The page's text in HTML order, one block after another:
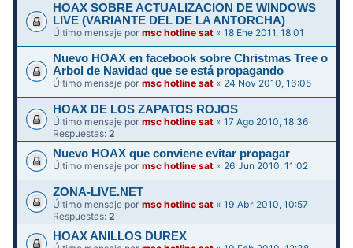
HOAX SOBRE ACTUALIZACION DE WINDOWS
LIVE (VARIANTE DEL DE LA ANTORCHA)
Último mensaje pormsc hotline sat «18 Ene 2011, 18:01
Nuevo HOAX en facebook sobre Christmas Tree o
Arbol de Navidad que se está propagando
Último mensaje pormsc hotline sat « 24 Nov 2010, 16:05
HOAX DE LOS ZAPATOS ROJOS
Último mensaje pormsc hotline sat «17 Ago 2010, 18:36
Respuestas:2
Nuevo HOAX que conviene evitar propagar
Último mensaje pormsc hotline sat « 26 Jun 2010, 11:02
ZONA-LIVE.NET
Último mensaje pormsc hotline sat «19 Abr 2010, 10:57
Respuestas:2
HOAX ANILLOS DUREX